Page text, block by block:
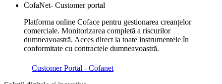
CofaNet- Customer portal
Platforma online Coface pentru gestionarea creanțelor
comerciale. Monitorizarea completă a riscurilor
dumneavoastră. Acces direct la toate instrumentele în
conformitate cu contractele dumneavoastră.
Customer Portal - Cofanet